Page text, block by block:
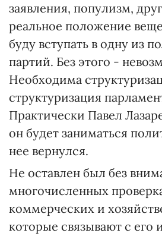
заявления, популизм,
реальное положение
буду вступать в одну из
партий. Без этого -
Необходима
структуризация
Практически Павел
он будет заниматься
нее вернулся.
Не оставлен был без
многочисленных
коммерческих и
которые связывают с его